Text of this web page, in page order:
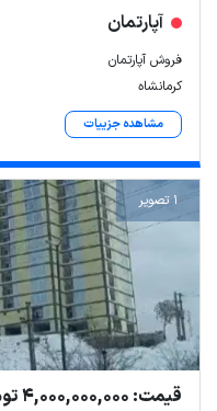
آپارتمان
فروش آپارتمان
کرمانشاه
مشاهده جزییات
1 تصویر
قیمت: 4,000,000,000 تومان